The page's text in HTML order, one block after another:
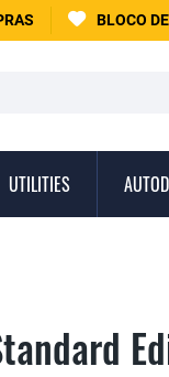
BLOCO
UTILITIES